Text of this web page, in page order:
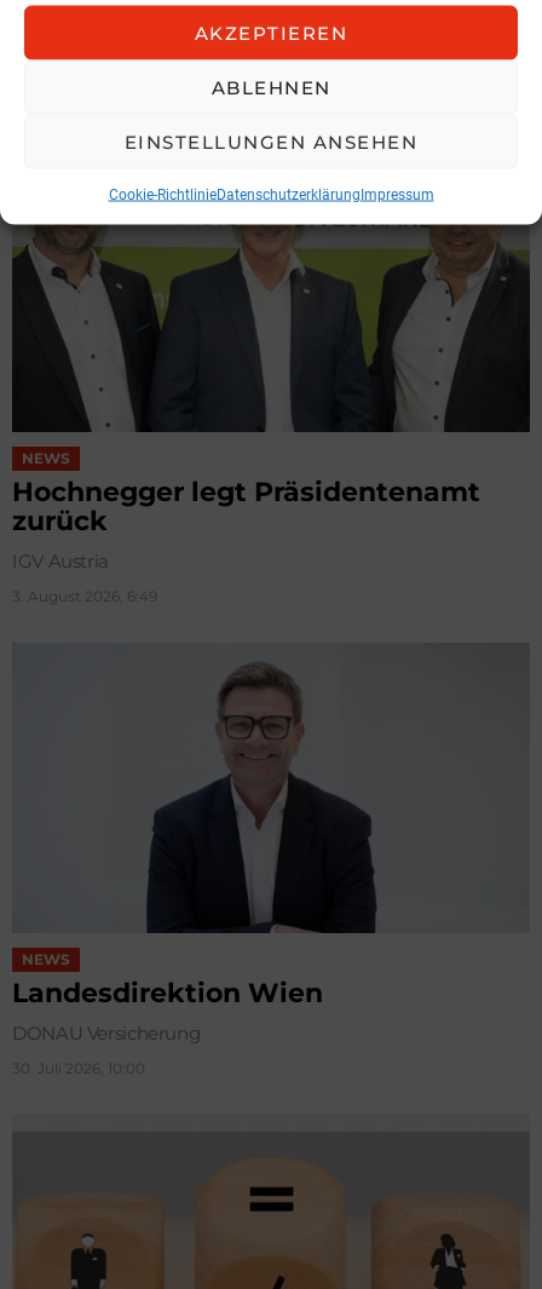
AKZEPTIEREN
ABLEHNEN
EINSTELLUNGEN ANSEHEN
Cookie-RichtlinieDatenschutzerklärungImpressum
Spari geht zu KOBAN
KOBAN SÜDVERS
NEWS
Hochnegger legt Präsidentenamt
zurück
IGV Austria
3. August 2026, 6:49
NEWS
Landesdirektion Wien
DONAU Versicherung
30. Juli 2026, 10:00